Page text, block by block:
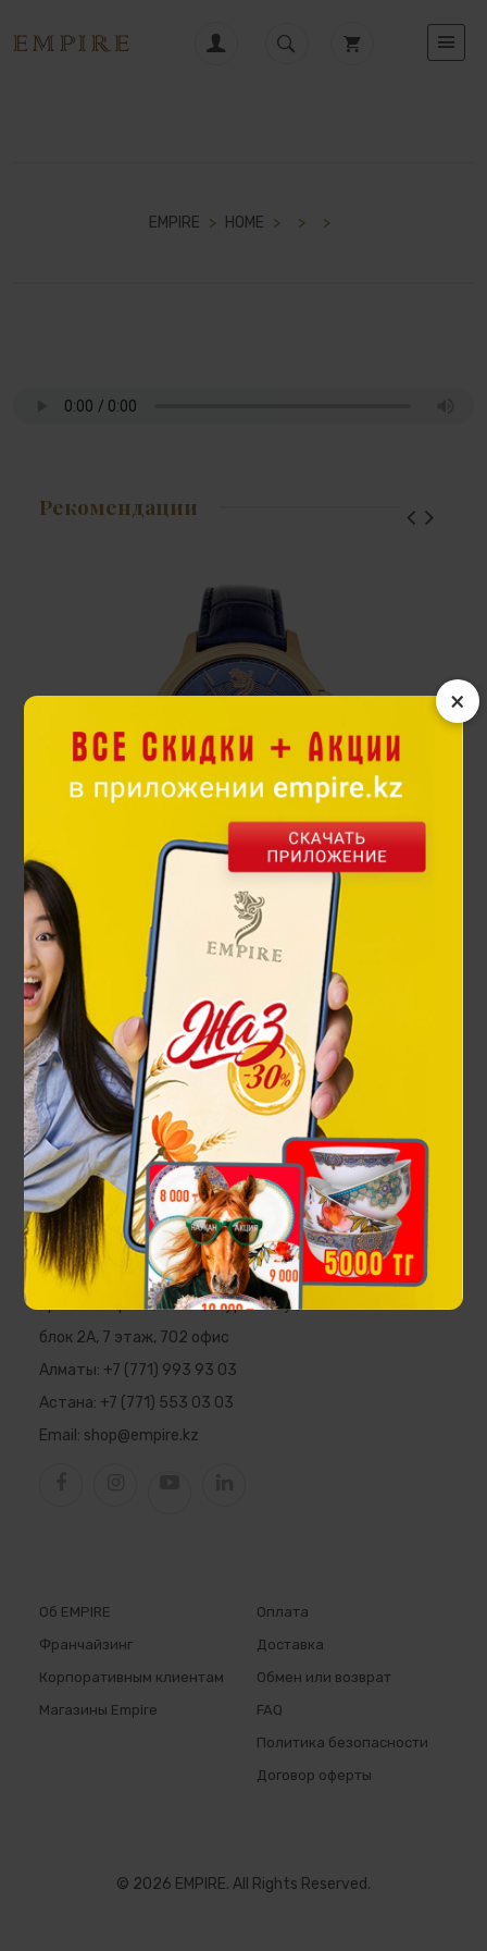
×
EMPIRE > HOME > > >
Рекомендации
Наручные часы Барс
235 200 ₸336 000 ₸
EMPIRE
Республика Казахстан, г. Алматы,
пр. Аль-Фараби, 5 ПФЦ "Нурлы Тау",
блок 2А, 7 этаж, 702 офис
Алматы: +7 (771) 993 93 03
Астана: +7 (771) 553 03 03
Email: shop@empire.kz
Об EMPIRE
Франчайзинг
Корпоративным клиентам
Магазины Empire
Оплата
Доставка
Обмен или возврат
FAQ
Политика безопасности
Договор оферты
© 2026 EMPIRE. All Rights Reserved.